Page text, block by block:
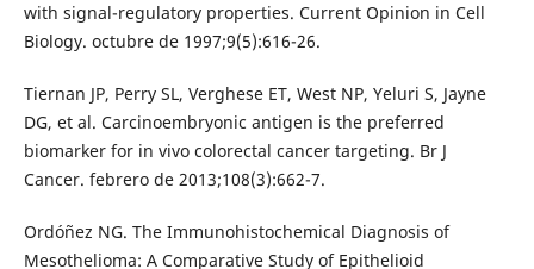
with signal-regulatory properties. Current Opinion in Cell
Biology. octubre de 1997;9(5):616-26.
Tiernan JP, Perry SL, Verghese ET, West NP, Yeluri S, Jayne
DG, et al. Carcinoembryonic antigen is the preferred
biomarker for in vivo colorectal cancer targeting. Br J
Cancer. febrero de 2013;108(3):662-7.
Ordóñez NG. The Immunohistochemical Diagnosis of
Mesothelioma: A Comparative Study of Epithelioid